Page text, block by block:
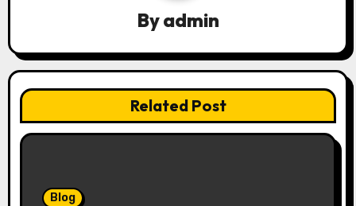
a
t
o
Byadmin
Related Post
Blog